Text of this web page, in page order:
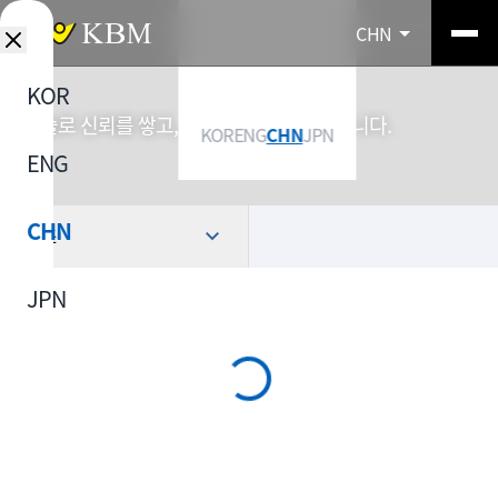
CHN
KORENGCHNJPN
KOR
ENG
CHN
JPN
기술로 신뢰를 쌓고, 소재로 산업을 연결합니다.
选择